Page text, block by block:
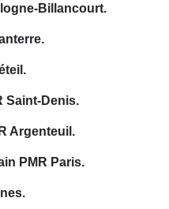
Billancourt.
Saint-Denis.
Argenteuil.
PMR Paris.